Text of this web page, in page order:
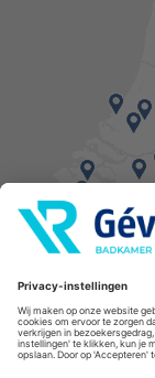
Vind
* Bestellingen